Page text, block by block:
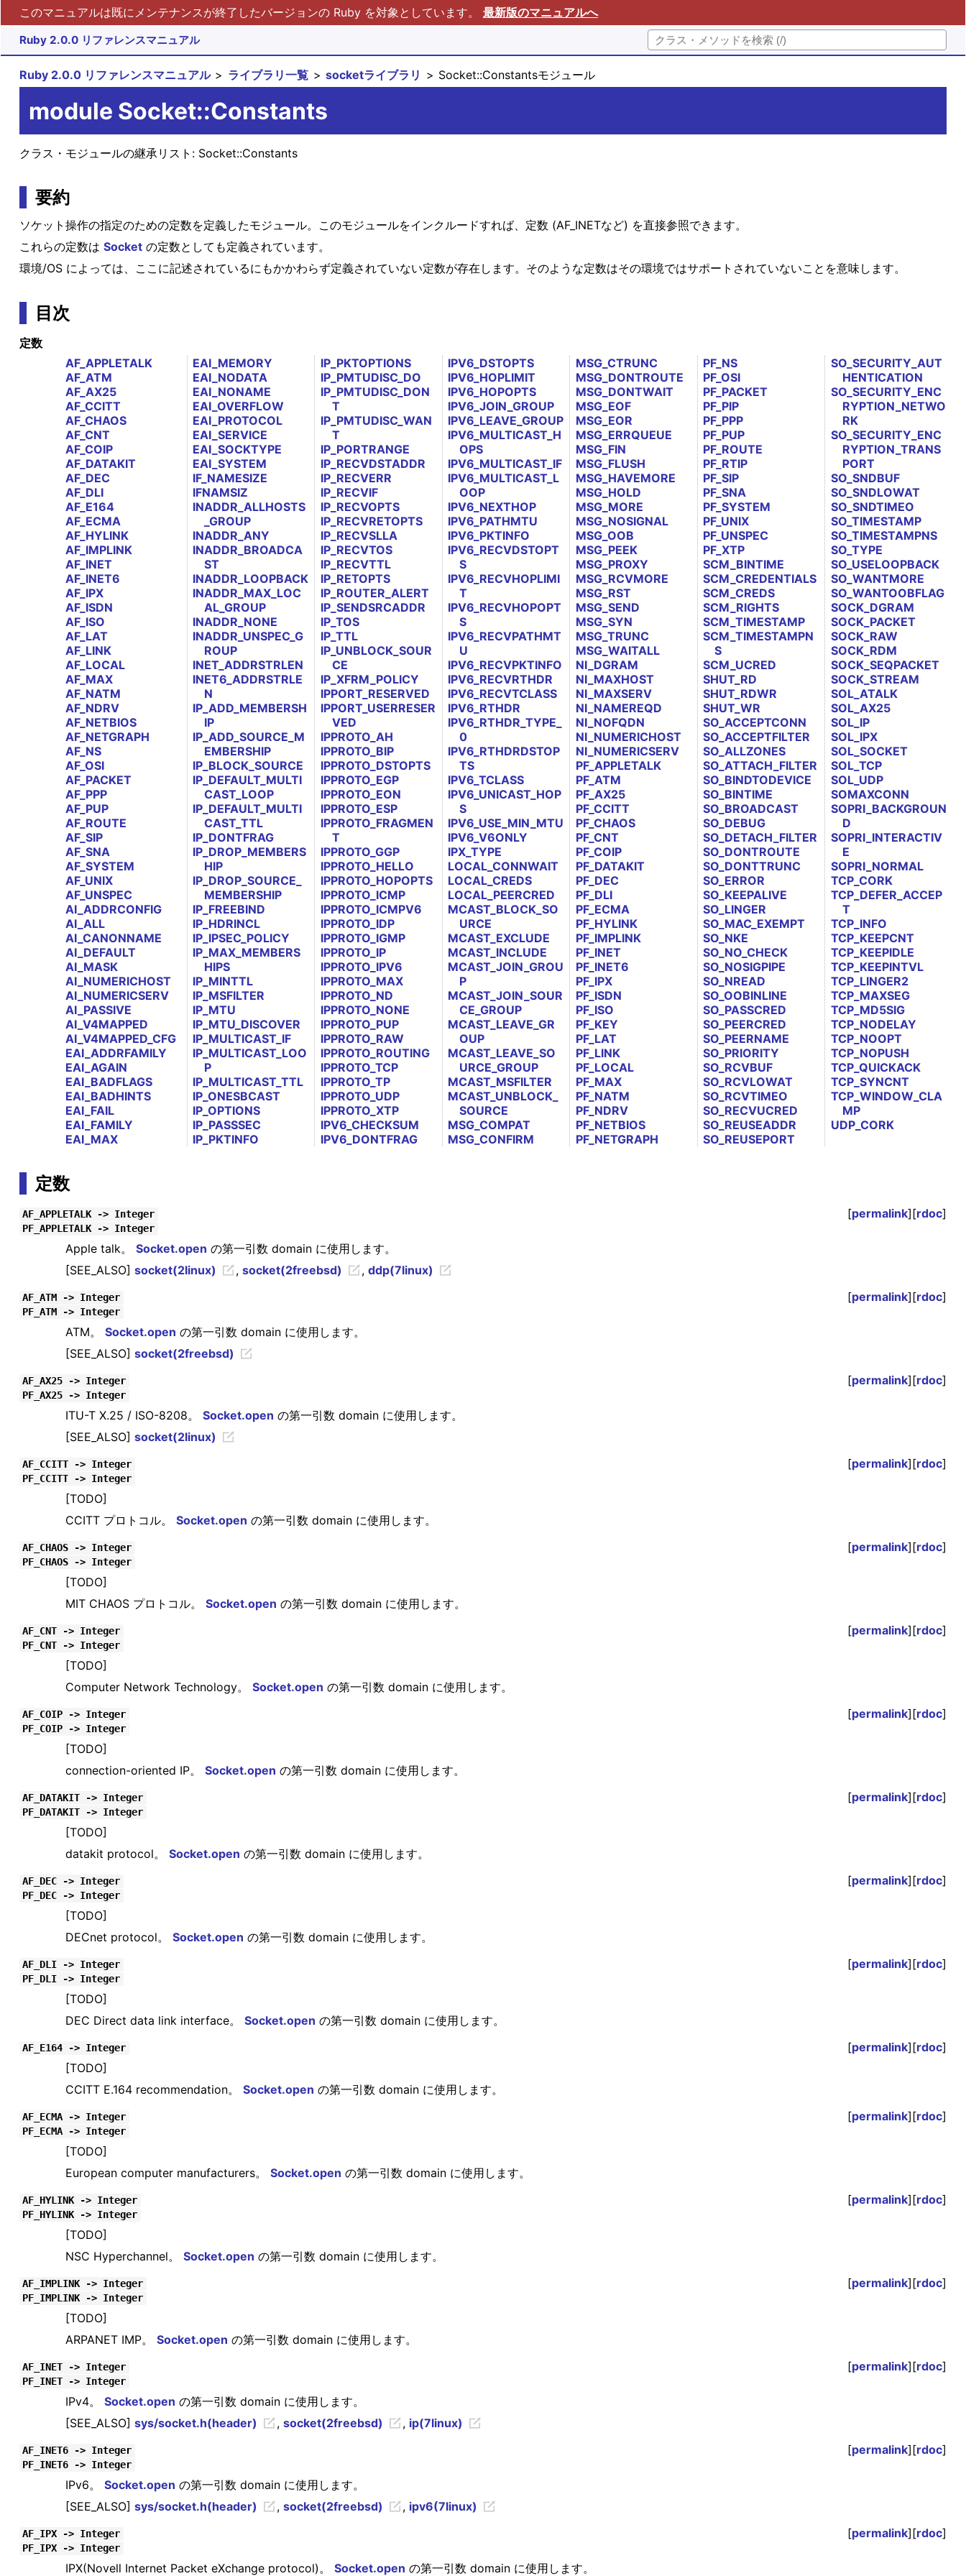
このマニュアルは既にメンテナンスが終了したバージョンの Ruby を対象としています。 最新版のマニュアルへ
Ruby 2.0.0 リファレンスマニュアル
Ruby 2.0.0 リファレンスマニュアル ライブラリ一覧 socketライブラリ Socket::Constantsモジュール
module Socket::Constants
クラス・モジュールの継承リスト: Socket::Constants
要約
ソケット操作の指定のための定数を定義したモジュール。このモジュールをインクルードすれば、定数 (AF_INETなど) を直接参照できます。
これらの定数は Socketの定数としても定義されています。
環境/OS によっては、ここに記述されているにもかかわらず定義されていない定数が存在します。そのような定数はその環境ではサポートされていないことを意味します。
目次
定数
AF_APPLETALK
AF_ATM
AF_AX25
AF_CCITT
AF_CHAOS
AF_CNT
AF_COIP
AF_DATAKIT
AF_DEC
AF_DLI
AF_E164
AF_ECMA
AF_HYLINK
AF_IMPLINK
AF_INET
AF_INET6
AF_IPX
AF_ISDN
AF_ISO
AF_LAT
AF_LINK
AF_LOCAL
AF_MAX
AF_NATM
AF_NDRV
AF_NETBIOS
AF_NETGRAPH
AF_NS
AF_OSI
AF_PACKET
AF_PPP
AF_PUP
AF_ROUTE
AF_SIP
AF_SNA
AF_SYSTEM
AF_UNIX
AF_UNSPEC
AI_ADDRCONFIG
AI_ALL
AI_CANONNAME
AI_DEFAULT
AI_MASK
AI_NUMERICHOST
AI_NUMERICSERV
AI_PASSIVE
AI_V4MAPPED
AI_V4MAPPED_CFG
EAI_ADDRFAMILY
EAI_AGAIN
EAI_BADFLAGS
EAI_BADHINTS
EAI_FAIL
EAI_FAMILY
EAI_MAX
EAI_MEMORY
EAI_NODATA
EAI_NONAME
EAI_OVERFLOW
EAI_PROTOCOL
EAI_SERVICE
EAI_SOCKTYPE
EAI_SYSTEM
IF_NAMESIZE
IFNAMSIZ
INADDR_ALLHOSTS
_GROUP
INADDR_ANY
INADDR_BROADCA
ST
INADDR_LOOPBACK
INADDR_MAX_LOC
AL_GROUP
INADDR_NONE
INADDR_UNSPEC_G
ROUP
INET_ADDRSTRLEN
INET6_ADDRSTRLE
N
IP_ADD_MEMBERSH
IP
IP_ADD_SOURCE_M
EMBERSHIP
IP_BLOCK_SOURCE
IP_DEFAULT_MULTI
CAST_LOOP
IP_DEFAULT_MULTI
CAST_TTL
IP_DONTFRAG
IP_DROP_MEMBERS
HIP
IP_DROP_SOURCE_
MEMBERSHIP
IP_FREEBIND
IP_HDRINCL
IP_IPSEC_POLICY
IP_MAX_MEMBERS
HIPS
IP_MINTTL
IP_MSFILTER
IP_MTU
IP_MTU_DISCOVER
IP_MULTICAST_IF
IP_MULTICAST_LOO
P
IP_MULTICAST_TTL
IP_ONESBCAST
IP_OPTIONS
IP_PASSSEC
IP_PKTINFO
IP_PKTOPTIONS
IP_PMTUDISC_DO
IP_PMTUDISC_DON
T
IP_PMTUDISC_WAN
T
IP_PORTRANGE
IP_RECVDSTADDR
IP_RECVERR
IP_RECVIF
IP_RECVOPTS
IP_RECVRETOPTS
IP_RECVSLLA
IP_RECVTOS
IP_RECVTTL
IP_RETOPTS
IP_ROUTER_ALERT
IP_SENDSRCADDR
IP_TOS
IP_TTL
IP_UNBLOCK_SOUR
CE
IP_XFRM_POLICY
IPPORT_RESERVED
IPPORT_USERRESER
VED
IPPROTO_AH
IPPROTO_BIP
IPPROTO_DSTOPTS
IPPROTO_EGP
IPPROTO_EON
IPPROTO_ESP
IPPROTO_FRAGMEN
T
IPPROTO_GGP
IPPROTO_HELLO
IPPROTO_HOPOPTS
IPPROTO_ICMP
IPPROTO_ICMPV6
IPPROTO_IDP
IPPROTO_IGMP
IPPROTO_IP
IPPROTO_IPV6
IPPROTO_MAX
IPPROTO_ND
IPPROTO_NONE
IPPROTO_PUP
IPPROTO_RAW
IPPROTO_ROUTING
IPPROTO_TCP
IPPROTO_TP
IPPROTO_UDP
IPPROTO_XTP
IPV6_CHECKSUM
IPV6_DONTFRAG
IPV6_DSTOPTS
IPV6_HOPLIMIT
IPV6_HOPOPTS
IPV6_JOIN_GROUP
IPV6_LEAVE_GROUP
IPV6_MULTICAST_H
OPS
IPV6_MULTICAST_IF
IPV6_MULTICAST_L
OOP
IPV6_NEXTHOP
IPV6_PATHMTU
IPV6_PKTINFO
IPV6_RECVDSTOPT
S
IPV6_RECVHOPLIMI
T
IPV6_RECVHOPOPT
S
IPV6_RECVPATHMT
U
IPV6_RECVPKTINFO
IPV6_RECVRTHDR
IPV6_RECVTCLASS
IPV6_RTHDR
IPV6_RTHDR_TYPE_
0
IPV6_RTHDRDSTOP
TS
IPV6_TCLASS
IPV6_UNICAST_HOP
S
IPV6_USE_MIN_MTU
IPV6_V6ONLY
IPX_TYPE
LOCAL_CONNWAIT
LOCAL_CREDS
LOCAL_PEERCRED
MCAST_BLOCK_SO
URCE
MCAST_EXCLUDE
MCAST_INCLUDE
MCAST_JOIN_GROU
P
MCAST_JOIN_SOUR
CE_GROUP
MCAST_LEAVE_GR
OUP
MCAST_LEAVE_SO
URCE_GROUP
MCAST_MSFILTER
MCAST_UNBLOCK_
SOURCE
MSG_COMPAT
MSG_CONFIRM
MSG_CTRUNC
MSG_DONTROUTE
MSG_DONTWAIT
MSG_EOF
MSG_EOR
MSG_ERRQUEUE
MSG_FIN
MSG_FLUSH
MSG_HAVEMORE
MSG_HOLD
MSG_MORE
MSG_NOSIGNAL
MSG_OOB
MSG_PEEK
MSG_PROXY
MSG_RCVMORE
MSG_RST
MSG_SEND
MSG_SYN
MSG_TRUNC
MSG_WAITALL
NI_DGRAM
NI_MAXHOST
NI_MAXSERV
NI_NAMEREQD
NI_NOFQDN
NI_NUMERICHOST
NI_NUMERICSERV
PF_APPLETALK
PF_ATM
PF_AX25
PF_CCITT
PF_CHAOS
PF_CNT
PF_COIP
PF_DATAKIT
PF_DEC
PF_DLI
PF_ECMA
PF_HYLINK
PF_IMPLINK
PF_INET
PF_INET6
PF_IPX
PF_ISDN
PF_ISO
PF_KEY
PF_LAT
PF_LINK
PF_LOCAL
PF_MAX
PF_NATM
PF_NDRV
PF_NETBIOS
PF_NETGRAPH
PF_NS
PF_OSI
PF_PACKET
PF_PIP
PF_PPP
PF_PUP
PF_ROUTE
PF_RTIP
PF_SIP
PF_SNA
PF_SYSTEM
PF_UNIX
PF_UNSPEC
PF_XTP
SCM_BINTIME
SCM_CREDENTIALS
SCM_CREDS
SCM_RIGHTS
SCM_TIMESTAMP
SCM_TIMESTAMPN
S
SCM_UCRED
SHUT_RD
SHUT_RDWR
SHUT_WR
SO_ACCEPTCONN
SO_ACCEPTFILTER
SO_ALLZONES
SO_ATTACH_FILTER
SO_BINDTODEVICE
SO_BINTIME
SO_BROADCAST
SO_DEBUG
SO_DETACH_FILTER
SO_DONTROUTE
SO_DONTTRUNC
SO_ERROR
SO_KEEPALIVE
SO_LINGER
SO_MAC_EXEMPT
SO_NKE
SO_NO_CHECK
SO_NOSIGPIPE
SO_NREAD
SO_OOBINLINE
SO_PASSCRED
SO_PEERCRED
SO_PEERNAME
SO_PRIORITY
SO_RCVBUF
SO_RCVLOWAT
SO_RCVTIMEO
SO_RECVUCRED
SO_REUSEADDR
SO_REUSEPORT
SO_SECURITY_AUT
HENTICATION
SO_SECURITY_ENC
RYPTION_NETWO
RK
SO_SECURITY_ENC
RYPTION_TRANS
PORT
SO_SNDBUF
SO_SNDLOWAT
SO_SNDTIMEO
SO_TIMESTAMP
SO_TIMESTAMPNS
SO_TYPE
SO_USELOOPBACK
SO_WANTMORE
SO_WANTOOBFLAG
SOCK_DGRAM
SOCK_PACKET
SOCK_RAW
SOCK_RDM
SOCK_SEQPACKET
SOCK_STREAM
SOL_ATALK
SOL_AX25
SOL_IP
SOL_IPX
SOL_SOCKET
SOL_TCP
SOL_UDP
SOMAXCONN
SOPRI_BACKGROUN
D
SOPRI_INTERACTIV
E
SOPRI_NORMAL
TCP_CORK
TCP_DEFER_ACCEP
T
TCP_INFO
TCP_KEEPCNT
TCP_KEEPIDLE
TCP_KEEPINTVL
TCP_LINGER2
TCP_MAXSEG
TCP_MD5SIG
TCP_NODELAY
TCP_NOOPT
TCP_NOPUSH
TCP_QUICKACK
TCP_SYNCNT
TCP_WINDOW_CLA
MP
UDP_CORK
定数
AF_APPLETALK -> Integer [permalink][rdoc]
PF_APPLETALK -> Integer
Apple talk。 Socket.open の第一引数 domain に使用します。
[SEE_ALSO] socket(2linux) , socket(2freebsd) , ddp(7linux)
AF_ATM -> Integer [permalink][rdoc]
PF_ATM -> Integer
ATM。 Socket.open の第一引数 domain に使用します。
[SEE_ALSO] socket(2freebsd)
AF_AX25 -> Integer [permalink][rdoc]
PF_AX25 -> Integer
ITU-T X.25 / ISO-8208。 Socket.open の第一引数 domain に使用します。
[SEE_ALSO] socket(2linux)
AF_CCITT -> Integer [permalink][rdoc]
PF_CCITT -> Integer
[TODO]
CCITT プロトコル。 Socket.open の第一引数 domain に使用します。
AF_CHAOS -> Integer [permalink][rdoc]
PF_CHAOS -> Integer
[TODO]
MIT CHAOS プロトコル。 Socket.open の第一引数 domain に使用します。
AF_CNT -> Integer [permalink][rdoc]
PF_CNT -> Integer
[TODO]
Computer Network Technology。 Socket.open の第一引数 domain に使用します。
AF_COIP -> Integer [permalink][rdoc]
PF_COIP -> Integer
[TODO]
connection-oriented IP。 Socket.open の第一引数 domain に使用します。
AF_DATAKIT -> Integer [permalink][rdoc]
PF_DATAKIT -> Integer
[TODO]
datakit protocol。 Socket.open の第一引数 domain に使用します。
AF_DEC -> Integer [permalink][rdoc]
PF_DEC -> Integer
[TODO]
DECnet protocol。 Socket.open の第一引数 domain に使用します。
AF_DLI -> Integer [permalink][rdoc]
PF_DLI -> Integer
[TODO]
DEC Direct data link interface。 Socket.open の第一引数 domain に使用します。
AF_E164 -> Integer [permalink][rdoc]
[TODO]
CCITT E.164 recommendation。 Socket.open の第一引数 domain に使用します。
AF_ECMA -> Integer [permalink][rdoc]
PF_ECMA -> Integer
[TODO]
European computer manufacturers。 Socket.open の第一引数 domain に使用します。
AF_HYLINK -> Integer [permalink][rdoc]
PF_HYLINK -> Integer
[TODO]
NSC Hyperchannel。 Socket.open の第一引数 domain に使用します。
AF_IMPLINK -> Integer [permalink][rdoc]
PF_IMPLINK -> Integer
[TODO]
ARPANET IMP。 Socket.open の第一引数 domain に使用します。
AF_INET -> Integer [permalink][rdoc]
PF_INET -> Integer
IPv4。 Socket.open の第一引数 domain に使用します。
[SEE_ALSO] sys/socket.h(header) , socket(2freebsd) , ip(7linux)
AF_INET6 -> Integer [permalink][rdoc]
PF_INET6 -> Integer
IPv6。 Socket.open の第一引数 domain に使用します。
[SEE_ALSO] sys/socket.h(header) , socket(2freebsd) , ipv6(7linux)
AF_IPX -> Integer [permalink][rdoc]
PF_IPX -> Integer
IPX(Novell Internet Packet eXchange protocol)。 Socket.open の第一引数 domain に使用します。